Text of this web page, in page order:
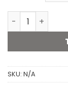
Kuantitas
SKU: N/A